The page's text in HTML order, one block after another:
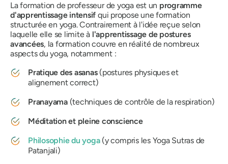
La formation de professeur de yoga est un programme
d'apprentissage intensif qui propose une formation
structurée en yoga. Contrairement à l'idée reçue selon
laquelle elle se limite à l'apprentissage de postures
avancées, la formation couvre en réalité de nombreux
aspects du yoga, notamment :
Pratique des asanas(postures physiques et
alignement correct)
Pranayama(techniques de contrôle de la respiration)
Méditation et pleine conscience
Philosophie du yoga(y compris les Yoga Sutras de
Patanjali)